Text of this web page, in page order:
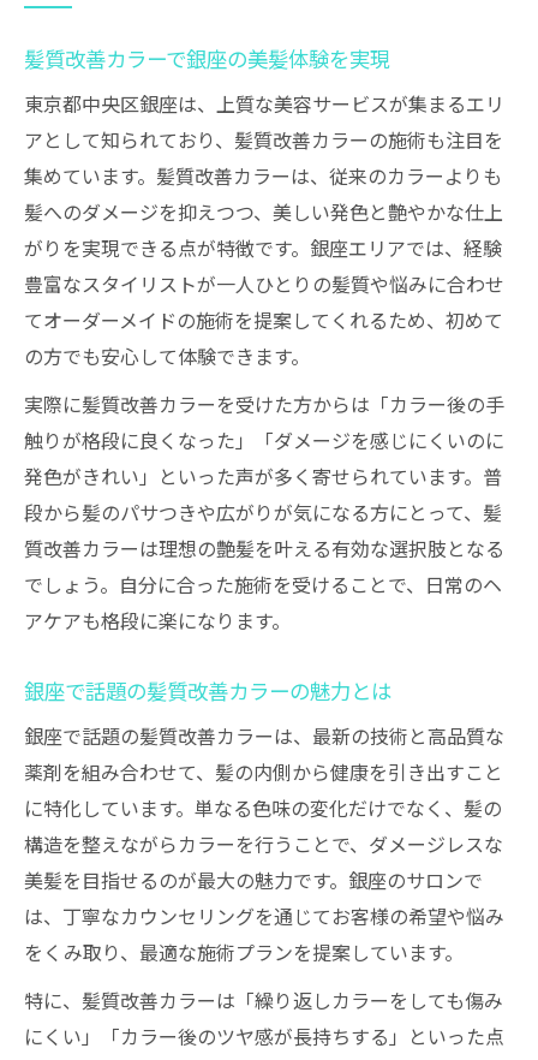
法
艶髪へ導く髪質改善カラー施術の流れを解
説
髪質改善カラーでパサつきを抑えるコツと
は
髪質改善カラー施術後の美髪を保つ秘訣
艶髪のための髪質改善カラー活用術まとめ
実現
髪質改善カラーが注目されるダメージ軽減
髪質改善カラーと従来カラーの違いを徹底
比較
ダメージケアに有効な髪質改善カラーの選
安心して挑戦できる髪質改善カラーの特徴
髪質改善カラーなら美髪の近道に
髪質改善カラーで美髪への最短ルートを紹
介
髪質改善カラーが叶える理想の美髪習慣
ダメージ知らずの美髪を髪質改善カラーで
実現
髪質改善カラーの効果的な活用ポイント
髪質改善カラーで美髪をキープする方法
パサつきをケアする最新施術解説
髪質改善カラーで銀座の美髪体験を実現
東京都中央区銀座は、上質な美容サービスが集まるエリ
アとして知られており、髪質改善カラーの施術も注目を
集めています。髪質改善カラーは、従来のカラーよりも
髪へのダメージを抑えつつ、美しい発色と艶やかな仕上
がりを実現できる点が特徴です。銀座エリアでは、経験
豊富なスタイリストが一人ひとりの髪質や悩みに合わせ
てオーダーメイドの施術を提案してくれるため、初めて
の方でも安心して体験できます。
実際に髪質改善カラーを受けた方からは「カラー後の手
触りが格段に良くなった」「ダメージを感じにくいのに
発色がきれい」といった声が多く寄せられています。普
段から髪のパサつきや広がりが気になる方にとって、髪
質改善カラーは理想の艶髪を叶える有効な選択肢となる
でしょう。自分に合った施術を受けることで、日常のヘ
アケアも格段に楽になります。
銀座で話題の髪質改善カラーの魅力とは
銀座で話題の髪質改善カラーは、最新の技術と高品質な
薬剤を組み合わせて、髪の内側から健康を引き出すこと
に特化しています。単なる色味の変化だけでなく、髪の
構造を整えながらカラーを行うことで、ダメージレスな
美髪を目指せるのが最大の魅力です。銀座のサロンで
は、丁寧なカウンセリングを通じてお客様の希望や悩み
をくみ取り、最適な施術プランを提案しています。
特に、髪質改善カラーは「繰り返しカラーをしても傷み
にくい」「カラー後のツヤ感が長持ちする」といった点